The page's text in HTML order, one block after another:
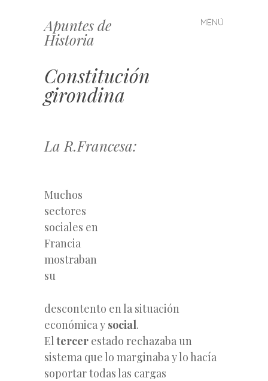
Apuntes de
Historia
MENÚ
Saltar
al
Constitución
girondina
La R.Francesa:
Muchos
sectores
sociales en
Francia
mostraban
su
descontento en la situación
económica y social.
Eltercer estado rechazaba un
sistema que lo marginaba y lo hacía
soportar todas las cargas